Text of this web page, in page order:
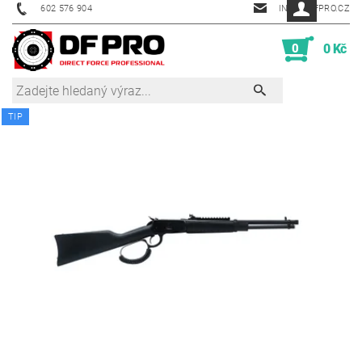
602 576 904 INFO@DFPRO.CZ
0 0 Kč
TIP